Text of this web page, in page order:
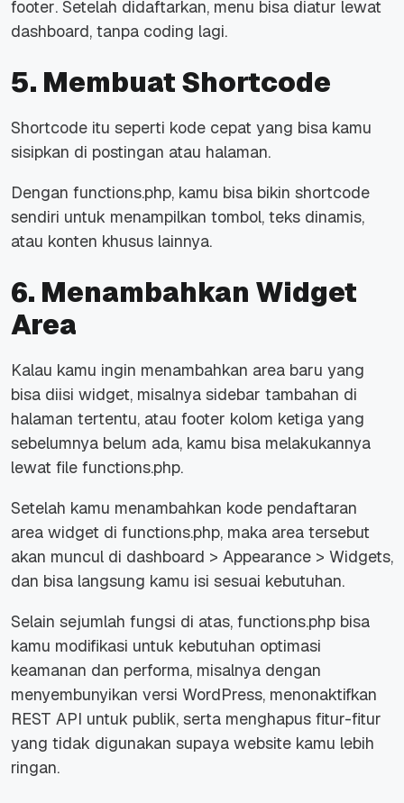
footer. Setelah didaftarkan, menu bisa diatur lewat
dashboard, tanpa coding lagi.
5. Membuat Shortcode
Shortcode itu seperti kode cepat yang bisa kamu
sisipkan di postingan atau halaman.
Dengan functions.php, kamu bisa bikin shortcode
sendiri untuk menampilkan tombol, teks dinamis,
atau konten khusus lainnya.
6. Menambahkan Widget
Area
Kalau kamu ingin menambahkan area baru yang
bisa diisi widget, misalnya sidebar tambahan di
halaman tertentu, atau footer kolom ketiga yang
sebelumnya belum ada, kamu bisa melakukannya
lewat file functions.php.
Setelah kamu menambahkan kode pendaftaran
area widget di functions.php, maka area tersebut
akan muncul di dashboard > Appearance > Widgets,
dan bisa langsung kamu isi sesuai kebutuhan.
Selain sejumlah fungsi di atas, functions.php bisa
kamu modifikasi untuk kebutuhan optimasi
keamanan dan performa, misalnya dengan
menyembunyikan versi WordPress, menonaktifkan
REST API untuk publik, serta menghapus fitur-fitur
yang tidak digunakan supaya website kamu lebih
ringan.